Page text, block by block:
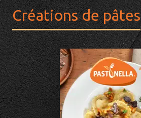
Créations de pâtes